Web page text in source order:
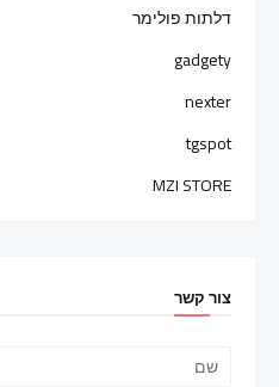
דלתות פולימר
gadgety
nexter
tgspot
MZI STORE
צור קשר